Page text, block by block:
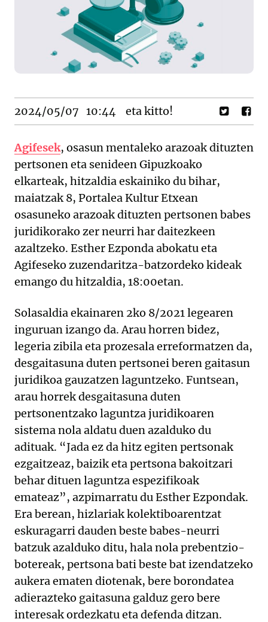
2024/05/07 10:44 eta kitto!
Agifesek, osasun mentaleko arazoak dituzten
pertsonen eta senideen Gipuzkoako
elkarteak, hitzaldia eskainiko du bihar,
maiatzak 8, Portalea Kultur Etxean
osasuneko arazoak dituzten pertsonen babes
juridikorako zer neurri har daitezkeen
azaltzeko. Esther Ezponda abokatu eta
Agifeseko zuzendaritza-batzordeko kideak
emango du hitzaldia, 18:00etan.
Solasaldia ekainaren 2ko 8/2021 legearen
inguruan izango da. Arau horren bidez,
legeria zibila eta prozesala erreformatzen da,
desgaitasuna duten pertsonei beren gaitasun
juridikoa gauzatzen laguntzeko. Funtsean,
arau horrek desgaitasuna duten
pertsonentzako laguntza juridikoaren
sistema nola aldatu duen azalduko du
adituak. “Jada ez da hitz egiten pertsonak
ezgaitzeaz, baizik eta pertsona bakoitzari
behar dituen laguntza espezifikoak
emateaz”, azpimarratu du Esther Ezpondak.
Era berean, hizlariak kolektiboarentzat
eskuragarri dauden beste babes-neurri
batzuk azalduko ditu, hala nola prebentzio-
botereak, pertsona bati beste bat izendatzeko
aukera ematen diotenak, bere borondatea
adierazteko gaitasuna galduz gero bere
interesak ordezkatu eta defenda ditzan.